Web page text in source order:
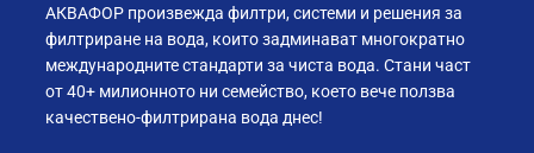
АКВАФОР произвежда филтри, системи и решения за
филтриране на вода, които задминават многократно
международните стандарти за чиста вода. Стани част
от 40+ милионното ни семейство, което вече ползва
качествено-филтрирана вода днес!